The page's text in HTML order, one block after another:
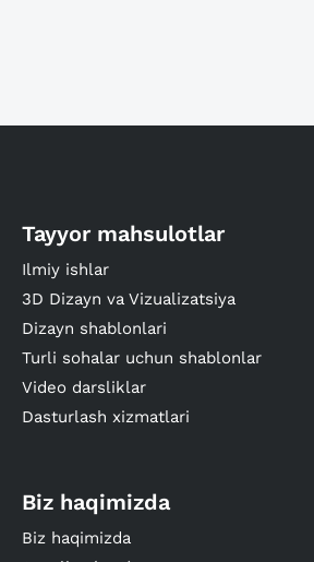
Tayyor mahsulotlar
Ilmiy ishlar
3D Dizayn va Vizualizatsiya
Dizayn shablonlari
Turli sohalar uchun shablonlar
Video darsliklar
Dasturlash xizmatlari
Biz haqimizda
Biz haqimizda